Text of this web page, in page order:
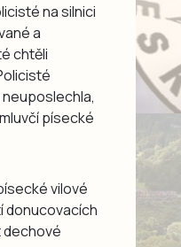
na silnici
a
chtěli
neuposlechla,
písecké
vilové
donucovacích
dechové